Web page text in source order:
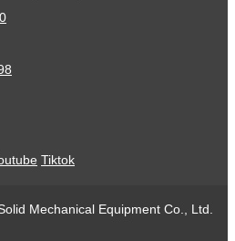
Tiktok
Mechanical Equipment Co., Ltd.